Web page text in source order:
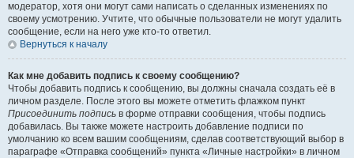
модератор, хотя они могут сами написать о сделанных изменениях по
своему усмотрению. Учтите, что обычные пользователи не могут удалить
сообщение, если на него уже кто-то ответил.
Вернуться к началу
Как мне добавить подпись к своему сообщению?
Чтобы добавить подпись к сообщению, вы должны сначала создать её в
личном разделе. После этого вы можете отметить флажком пункт
Присоединить подпись в форме отправки сообщения, чтобы подпись
добавилась. Вы также можете настроить добавление подписи по
умолчанию ко всем вашим сообщениям, сделав соответствующий выбор в
параграфе «Отправка сообщений» пункта «Личные настройки» в личном